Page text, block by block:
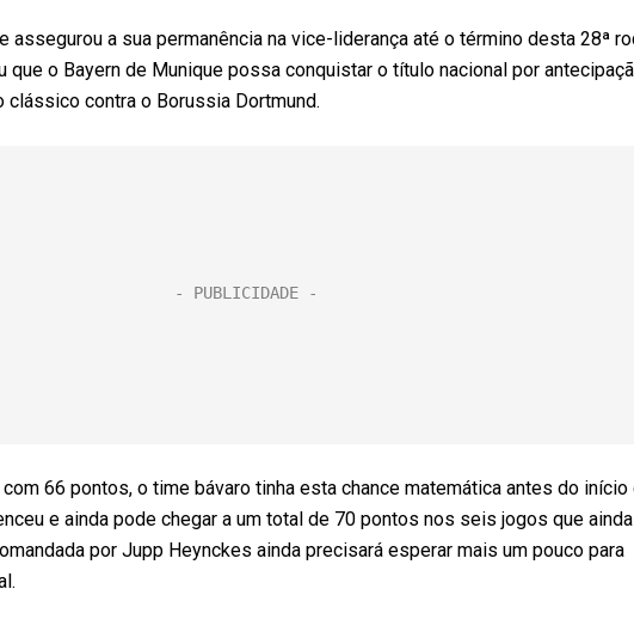
assegurou a sua permanência na vice-liderança até o término desta 28ª
que o Bayern de Munique possa conquistar o título nacional por
clássico contra o Borussia Dortmund.
66 pontos, o time bávaro tinha esta chance matemática antes do início
e ainda pode chegar a um total de 70 pontos nos seis jogos que
por Jupp Heynckes ainda precisará esperar mais um pouco para